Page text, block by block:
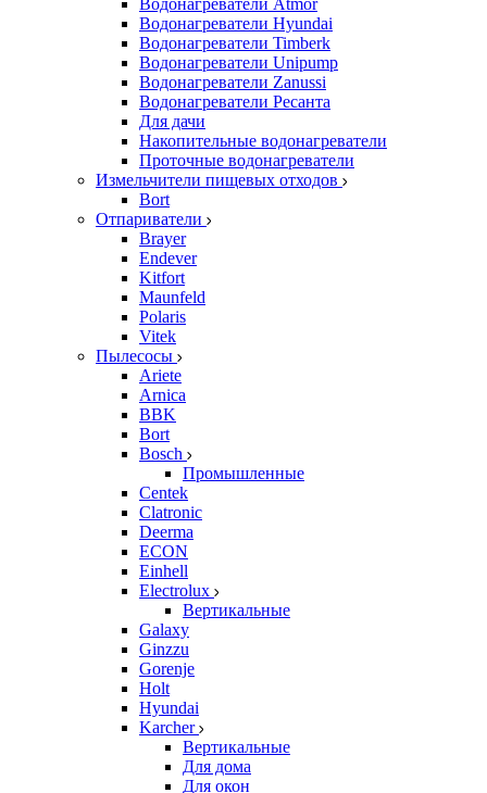
Водонагреватели Atmor
Водонагреватели Hyundai
Водонагреватели Timberk
Водонагреватели Unipump
Водонагреватели Zanussi
Водонагреватели Ресанта
Для дачи
Накопительные водонагреватели
Проточные водонагреватели
Измельчители пищевых отходов
Bort
Отпариватели
Brayer
Endever
Kitfort
Maunfeld
Polaris
Vitek
Пылесосы
Ariete
Arnica
BBK
Bort
Bosch
Промышленные
Centek
Clatronic
Deerma
ECON
Einhell
Electrolux
Вертикальные
Galaxy
Ginzzu
Gorenje
Holt
Hyundai
Karcher
Вертикальные
Для дома
Для окон